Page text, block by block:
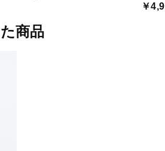
￥
商品